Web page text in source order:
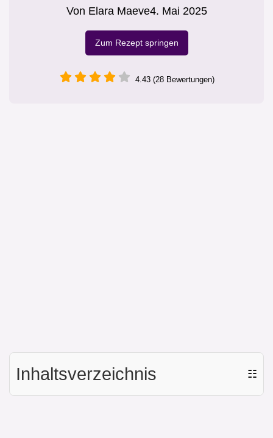
Von Elara Maeve4. Mai 2025
Zum Rezept springen
4.43 (28 Bewertungen)
Inhaltsverzeichnis ☷